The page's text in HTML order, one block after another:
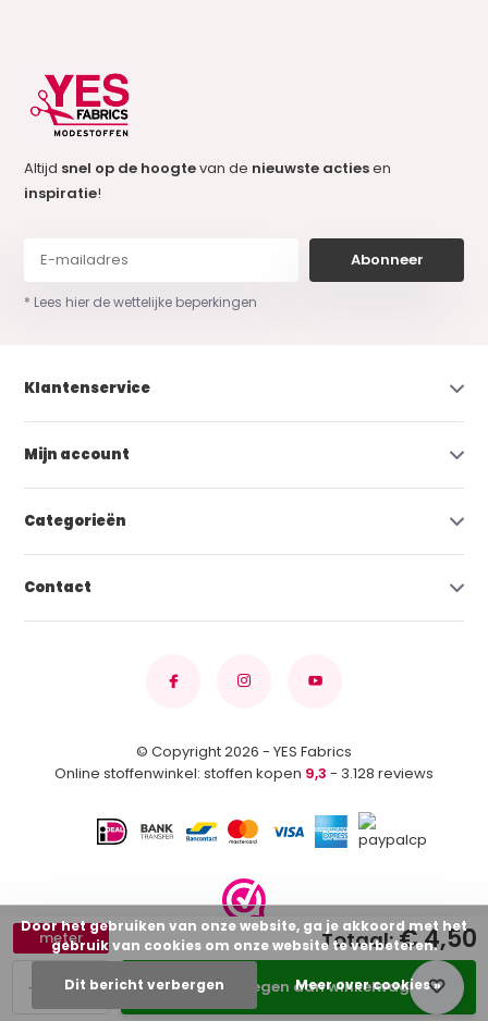
+
-
meter
Toevoegen aan winkelwagen
Totaal:€ 4,50
Altijd snel op de hoogtevan de nieuwste actiesen
inspiratie!
Abonneer
* Lees hier de wettelijke beperkingen
Klantenservice
Mijn account
Categorieën
Contact
© Copyright 2026 - YES Fabrics
Online stoffenwinkel: stoffen kopen 9,3 - 3.128 reviews
Door het gebruiken van onze website, ga je akkoord met het
gebruik van cookies om onze website te verbeteren.
Dit bericht verbergen Meer over cookies »